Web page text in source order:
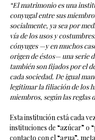
“El matrimonio es una
conyugal entre sus
socialmente, ya sea por
vía de los usos y
cónyuges —y en muchos
origen de éstos— una serie
también son fijados por el
cada sociedad. De igual
legitimar la filiación de los
miembros, según las reglas
Esta institución está cada
instituciones de “azúcar” o
contacto con el “agua”,